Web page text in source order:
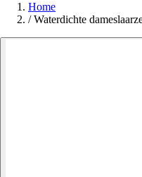
Home
/ Waterdichte